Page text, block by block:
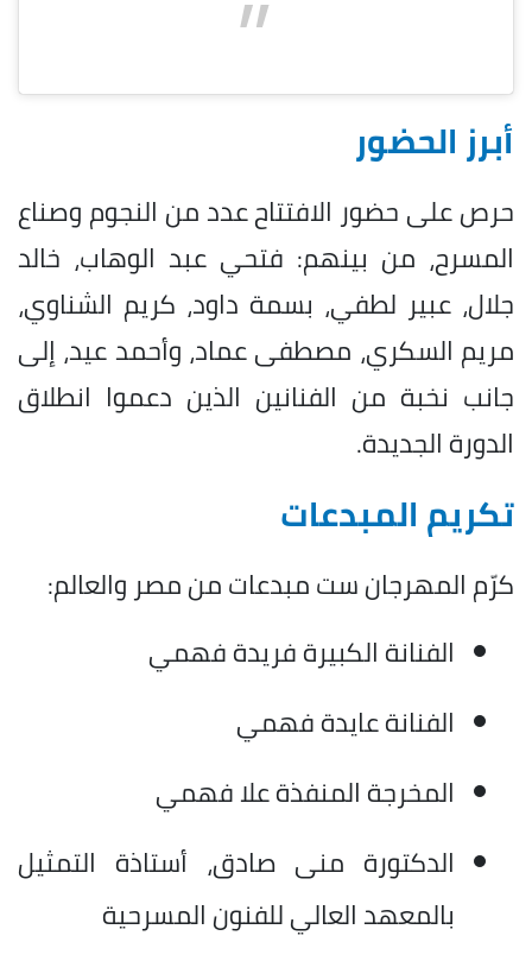
أبرز الحضور
حرص على حضور الافتتاح عدد من النجوم وصناع
المسرح، من بينهم: فتحي عبد الوهاب، خالد
جلال، عبير لطفي، بسمة داود، كريم الشناوي،
مريم السكري، مصطفى عماد، وأحمد عيد، إلى
جانب نخبة من الفنانين الذين دعموا انطلاق
الدورة الجديدة.
تكريم المبدعات
كرّم المهرجان ست مبدعات من مصر والعالم:
الفنانة الكبيرة فريدة فهمي
الفنانة عايدة فهمي
المخرجة المنفذة علا فهمي
الدكتورة منى صادق، أستاذة التمثيل
بالمعهد العالي للفنون المسرحية